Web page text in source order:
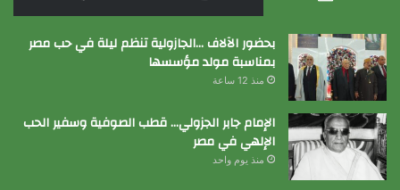
بحضور الآلاف …الجازولية تنظم ليلة في حب مصر
بمناسبة مولد مؤسسها
منذ 12 ساعة
الإمام جابر الجزولي… قطب الصوفية وسفير الحب
الإلهي في مصر
منذ يوم واحد